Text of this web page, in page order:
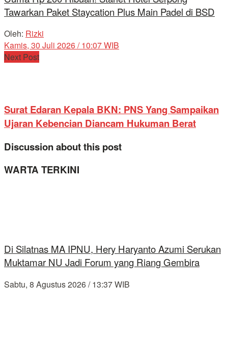
Tawarkan Paket Staycation Plus Main Padel di BSD
Oleh: Rizki
Kamis, 30 Juli 2026 / 10:07 WIB
Next Post
Surat Edaran Kepala BKN: PNS Yang Sampaikan
Ujaran Kebencian Diancam Hukuman Berat
Discussion about this post
WARTA TERKINI
Di Silatnas MA IPNU, Hery Haryanto Azumi Serukan
Muktamar NU Jadi Forum yang Riang Gembira
Sabtu, 8 Agustus 2026 / 13:37 WIB